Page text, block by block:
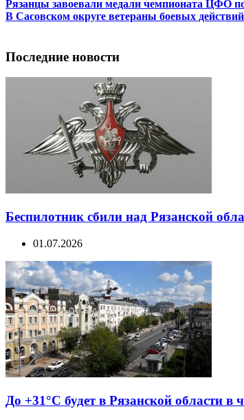
Рязанцы завоевали медали чемпионата ЦФО
В Сасовском округе ветераны боевых
Последние новости
Беспилотник сбили над Рязанской
01.07.2026
До +31°С будет в Рязанской области в